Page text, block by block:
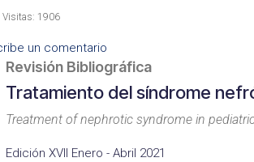
Visitas: 1906
un comentario
Revisión Bibliográfica
Tratamiento del síndrome
Treatment of nephrotic syndrome in
Edición XVII Enero - Abril 2021